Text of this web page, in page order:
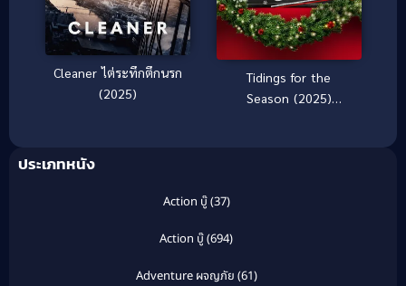
Cleaner ไต่ระทึกตึกนรก
(2025)
Tidings for the
Season (2025)
ประเภทหนัง
Action บู๊(37)
Action บู๊(694)
Adventure ผจญภัย (61)